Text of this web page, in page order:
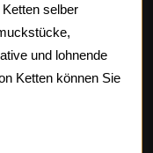
selber
machen
selber
und lohnende
Ketten können Sie